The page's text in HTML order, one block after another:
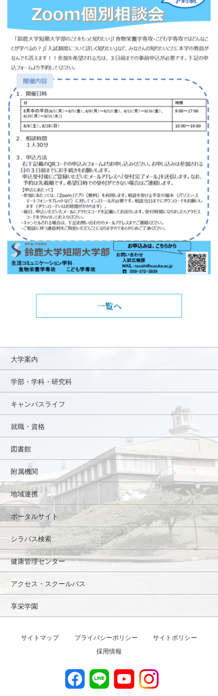
一覧へ
大学案内
学部・学科・研究科
キャンパスライフ
就職・資格
図書館
附属機関
地域連携
ポータルサイト
シラバス検索
健康管理センター
アクセス・スクールバス
享栄学園
サイトマップ プライバシーポリシー
サイトポリシー
採用情報